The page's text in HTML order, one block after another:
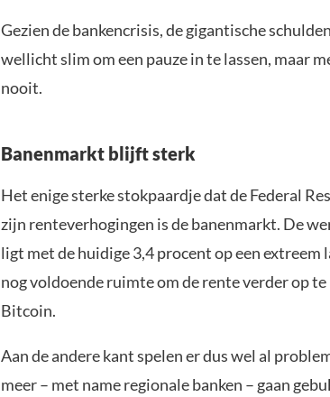
Gezien de bankencrisis, de gigantische
wellicht slim om een pauze in te lassen, maar
nooit.
Banenmarkt blijft sterk
Het enige sterke stokpaardje dat de Federal
zijn renteverhogingen is de banenmarkt. De
ligt met de huidige 3,4 procent op een
nog voldoende ruimte om de rente verder op
Bitcoin.
Aan de andere kant spelen er dus wel al
meer – met name regionale banken – gaan